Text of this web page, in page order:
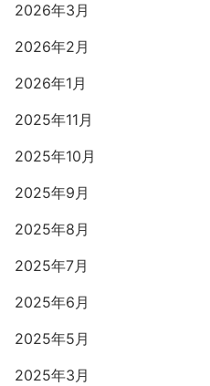
2026年3月
2026年2月
2026年1月
2025年11月
2025年10月
2025年9月
2025年8月
2025年7月
2025年6月
2025年5月
2025年3月